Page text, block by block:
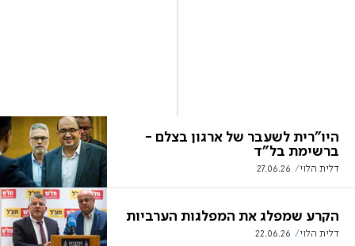
היו"רית לשעבר של ארגון בצלם -
ברשימת בל"ד
דלית הלוי 27.06.26
הקרע שמפלג את המפלגות הערביות
דלית הלוי 22.06.26